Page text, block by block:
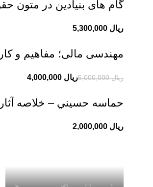
گام های بنیادین در متون
ریال
مهندسی مالی؛ مفاهیم و
ریال5,000,000 ریال
حماسه حسيني – خلاصه
ریال